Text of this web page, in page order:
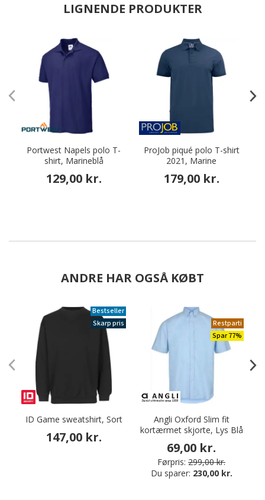
LIGNENDE PRODUKTER
Portwest Napels polo T-
shirt, Marineblå
129,00 kr.
ProJob piqué polo T-shirt
2021, Marine
179,00 kr.
ANDRE HAR OGSÅ KØBT
Bestseller
Skarp pris
ID Game sweatshirt, Sort
147,00 kr.
Restparti
Spar 77%
Angli Oxford Slim fit
kortærmet skjorte, Lys Blå
69,00 kr.
Førpris: 299,00 kr.
Du sparer: 230,00 kr.